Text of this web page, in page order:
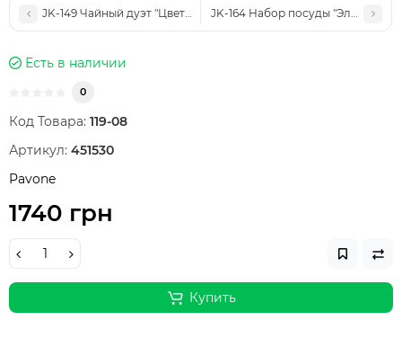
JK-149 Чайный дуэт "Цветочный джаз" (Jazz Floreale Pavone)
JK-164 Набор посуды "Эльф" 3
Есть в наличии
0
Код Товара: 119-08
Артикул: 451530
Pavone
1740 грн
Купить